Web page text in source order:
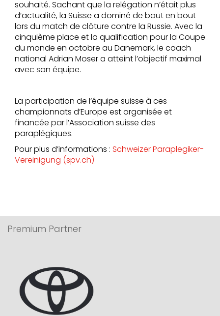
souhaité. Sachant que la relégation n’était plus
d’actualité, la Suisse a dominé de bout en bout
lors du match de clôture contre la Russie. Avec la
cinquième place et la qualification pour la Coupe
du monde en octobre au Danemark, le coach
national Adrian Moser a atteint l’objectif maximal
avec son équipe.
La participation de l’équipe suisse à ces
championnats d’Europe est organisée et
financée par l’Association suisse des
paraplégiques.
Pour plus d’informations : Schweizer Paraplegiker-
Vereinigung (spv.ch)
Premium Partner